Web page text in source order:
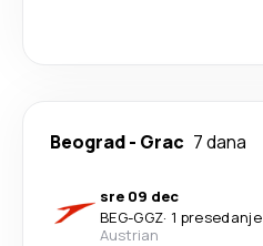
Beograd- Grac 7 dana
sre 09 dec
BEG-GGZ· 1 presedanje
Austrian